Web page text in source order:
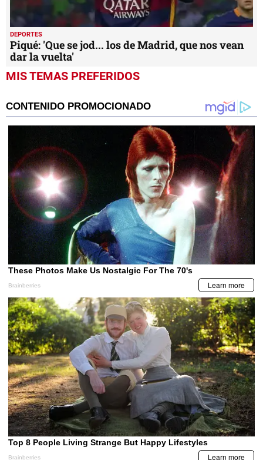
DEPORTES
Piqué: 'Que se jod... los de Madrid, que nos vean
dar la vuelta'
MIS TEMAS PREFERIDOS